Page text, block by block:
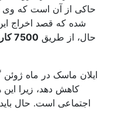
حاکی از آن است که وی در
شده که قصد اخراج این
حال، از طریق7500 کارمند
ایلان ماسک در ماه ژوئن گفت
کاهش دهد، زیرا این
اجتماعی است. حال باید